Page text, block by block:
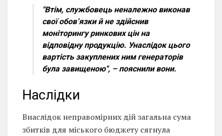
"Втім, службовець неналежно виконав
свої обов’язки й не здійснив
моніторингу ринкових цін на
відповідну продукцію. Унаслідок цього
вартість закуплених ним генераторів
була завищеною", – пояснили вони.
Наслідки
Внаслідок неправомірних дій загальна сума
збитків для міського бюджету сягнула